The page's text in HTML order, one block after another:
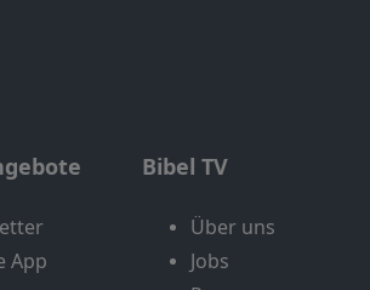
App
Bibel TV
Über uns
Jobs